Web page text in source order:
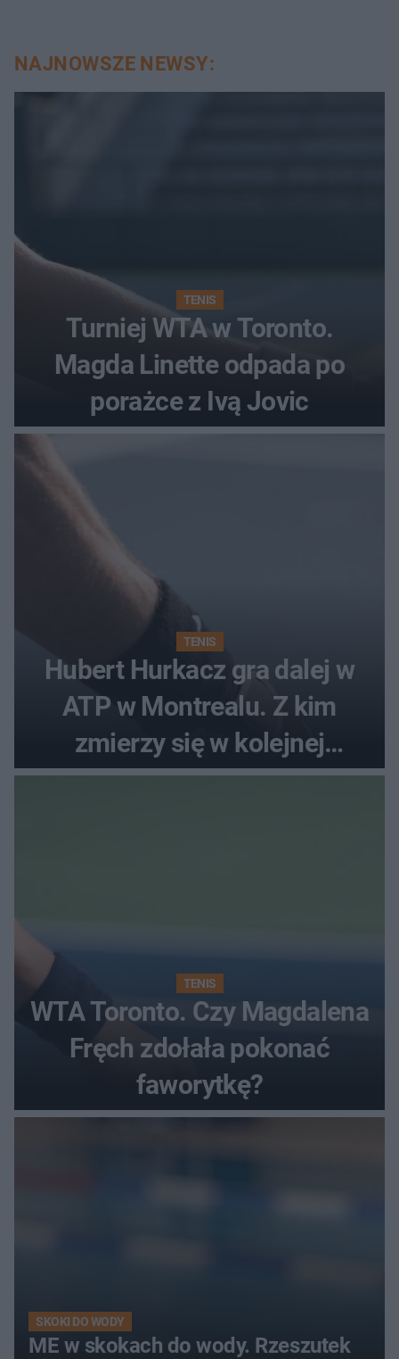
NAJNOWSZE NEWSY:
TENIS
Turniej WTA w Toronto.
Magda Linette odpada po
porażce z Ivą Jovic
TENIS
Hubert Hurkacz gra dalej w
ATP w Montrealu. Z kim
zmierzy się w kolejnej
rundzie?
TENIS
WTA Toronto. Czy Magdalena
Fręch zdołała pokonać
faworytkę?
SKOKI DO WODY
ME w skokach do wody. Rzeszutek